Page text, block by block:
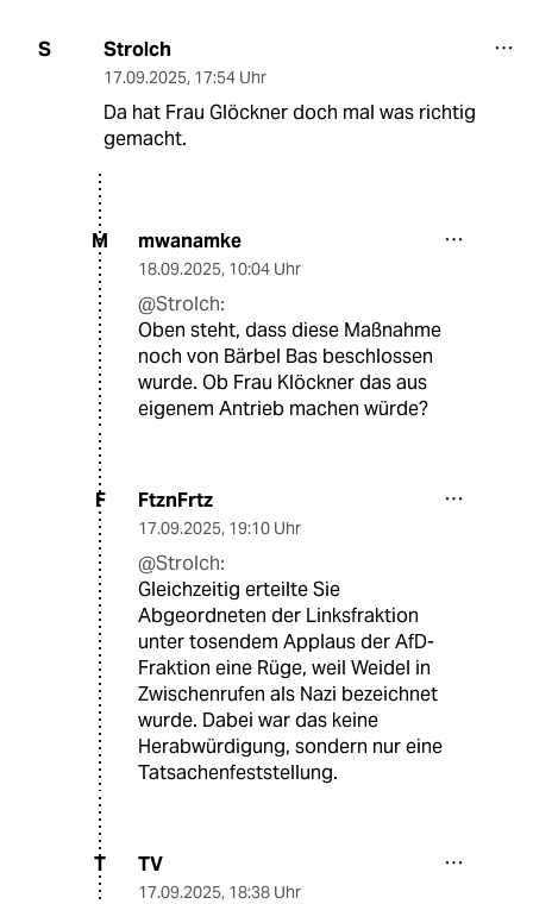
S Strolch
17.09.2025, 17:54 Uhr
Da hat Frau Glöckner doch mal was richtig
gemacht.
M mwanamke
18.09.2025, 10:04 Uhr
@Strolch:
Oben steht, dass diese Maßnahme
noch von Bärbel Bas beschlossen
wurde. Ob Frau Klöckner das aus
eigenem Antrieb machen würde?
F FtznFrtz
17.09.2025, 19:10 Uhr
@Strolch:
Gleichzeitig erteilte Sie
Abgeordneten der Linksfraktion
unter tosendem Applaus der AfD-
Fraktion eine Rüge, weil Weidel in
Zwischenrufen als Nazi bezeichnet
wurde. Dabei war das keine
Herabwürdigung, sondern nur eine
Tatsachenfeststellung.
T TV
17.09.2025, 18:38 Uhr